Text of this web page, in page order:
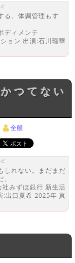
る。体調管理もす
ディメンテ
ョン 出演:石川瑠華
全般
しれない。まだまだ
みずほ銀行 新生活
:出口夏希 2025年 真